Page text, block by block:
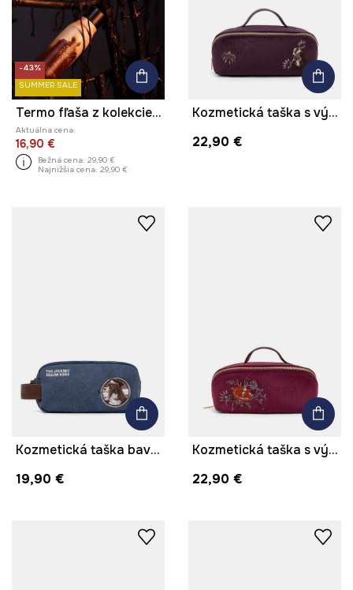
-43%
SUMMER SALE
Termo fľaša z kolekcie Zdzisław Beksiński x Medicine
Aktuálna cena:
16,90 €
Bežná cena: 29,90 €
Najnižšia cena: 29,90 €
Kozmetická taška s výšivkou
22,90 €
Kozmetická taška bavlnená so zvieracím motívom
19,90 €
Kozmetická taška s výšivkou s výšivkou
22,90 €